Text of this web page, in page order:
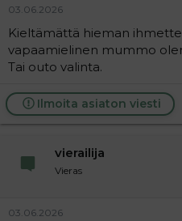
03.06.2026
Kieltämättä hieman
vapaamielinen mummo
Tai outo valinta.
Ilmoita asiaton viesti
vierailija
Vieras
03.06.2026